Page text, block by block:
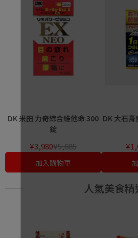
DK 米田 力奇綜合維他命 300
錠
¥3,980¥5,685
加入購物車
DK 大石
人氣美食精